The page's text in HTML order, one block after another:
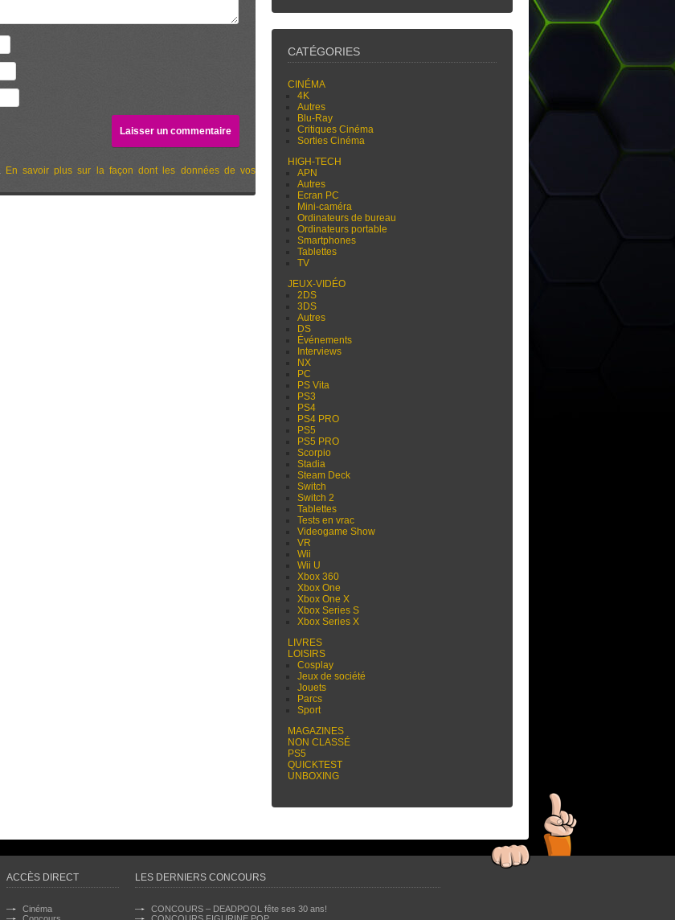
En savoir plus sur la façon dont les données de vos
CATÉGORIES
CINÉMA
4K
Autres
Blu-Ray
Critiques Cinéma
Sorties Cinéma
HIGH-TECH
APN
Autres
Ecran PC
Mini-caméra
Ordinateurs de bureau
Ordinateurs portable
Smartphones
Tablettes
TV
JEUX-VIDÉO
2DS
3DS
Autres
DS
Événements
Interviews
NX
PC
PS Vita
PS3
PS4
PS4 PRO
PS5
PS5 PRO
Scorpio
Stadia
Steam Deck
Switch
Switch 2
Tablettes
Tests en vrac
Videogame Show
VR
Wii
Wii U
Xbox 360
Xbox One
Xbox One X
Xbox Series S
Xbox Series X
LIVRES
LOISIRS
Cosplay
Jeux de société
Jouets
Parcs
Sport
MAGAZINES
NON CLASSÉ
PS5
QUICKTEST
UNBOXING
ACCÈS DIRECT
Cinéma
LES DERNIERS CONCOURS
CONCOURS – DEADPOOL fête ses 30 ans!